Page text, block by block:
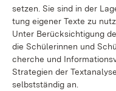
set­zen. Sie sind in der
tung ei­ge­ner Tex­te zu
Un­ter Be­rück­sich­ti­gung
die Schü­le­rin­nen und
cher­che und
Stra­te­gi­en der
selbst­stän­dig an.